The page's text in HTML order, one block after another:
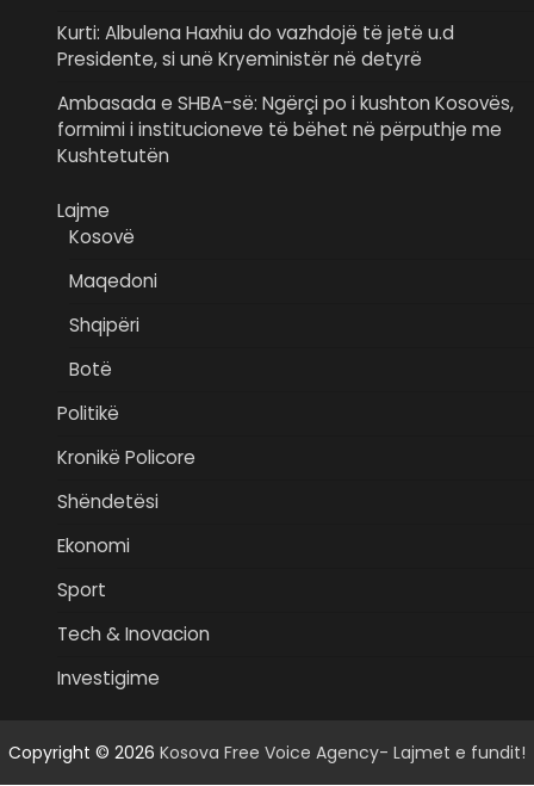
Kurti: Albulena Haxhiu do vazhdojë të jetë u.d
Presidente, si unë Kryeministër në detyrë
Ambasada e SHBA-së: Ngërçi po i kushton Kosovës,
formimi i institucioneve të bëhet në përputhje me
Kushtetutën
Lajme
Kosovë
Maqedoni
Shqipëri
Botë
Politikë
Kronikë Policore
Shëndetësi
Ekonomi
Sport
Tech & Inovacion
Investigime